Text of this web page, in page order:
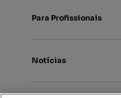
Para Profissionais
Notícias